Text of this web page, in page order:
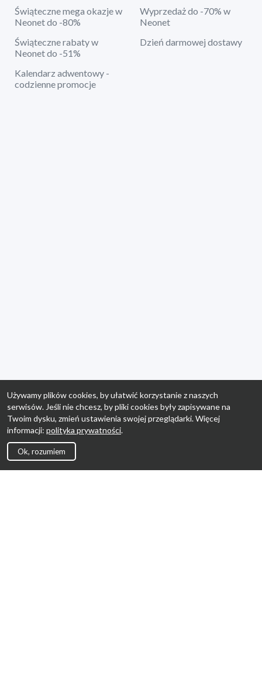
Świąteczne mega okazje w
Neonet do -80%
Wyprzedaż do -70% w
Neonet
Świąteczne rabaty w
Neonet do -51%
Dzień darmowej dostawy
Kalendarz adwentowy -
codzienne promocje
Używamy plików cookies, by ułatwić korzystanie z naszych
serwisów. Jeśli nie chcesz, by pliki cookies były zapisywane na
Twoim dysku, zmień ustawienia swojej przeglądarki. Więcej
informacji: polityka prywatności.
Ok, rozumiem